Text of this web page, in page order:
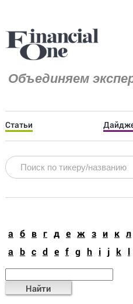
Объединяем
Статьи
a б в г д е ж з и к л
a b c d e f g h i j k l
Найти